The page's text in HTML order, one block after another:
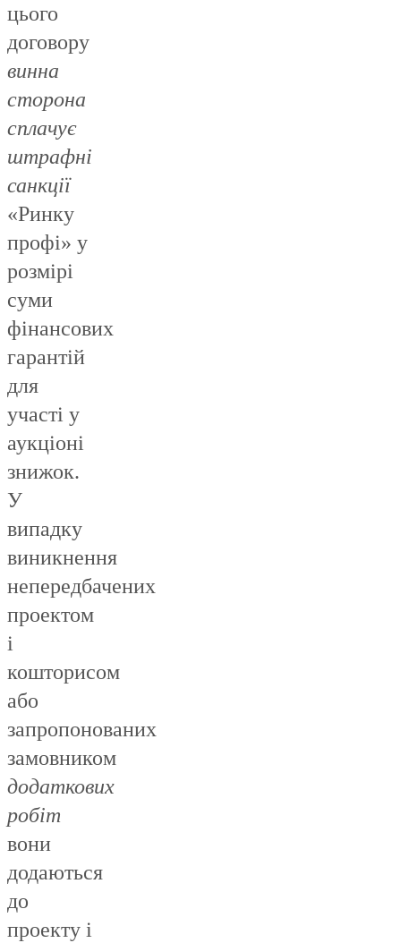
цього
договору
винна
сторона
сплачує
штрафні
санкції
«Ринку
профі» у
розмірі
суми
фінансових
гарантій
для
участі у
аукціоні
знижок.
У
випадку
виникнення
непередбачених
проектом
і
кошторисом
або
запропонованих
замовником
додаткових
робіт
вони
додаються
до
проекту і